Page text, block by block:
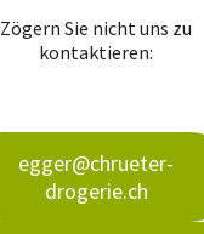
Zögern Sie nicht uns zu
kontaktieren:
egger@chrueter-
drogerie.ch